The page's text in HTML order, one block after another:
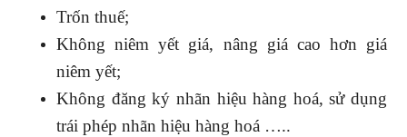
Trốn thuế;
Không niêm yết giá, nâng giá cao hơn giá
niêm yết;
Không đăng ký nhãn hiệu hàng hoá, sử dụng
trái phép nhãn hiệu hàng hoá …..